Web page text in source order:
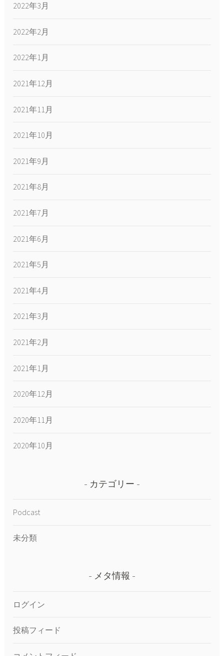
2022年3月
2022年2月
2022年1月
2021年12月
2021年11月
2021年10月
2021年9月
2021年8月
2021年7月
2021年6月
2021年5月
2021年4月
2021年3月
2021年2月
2021年1月
2020年12月
2020年11月
2020年10月
カテゴリー
Podcast
未分類
メタ情報
ログイン
投稿フィード